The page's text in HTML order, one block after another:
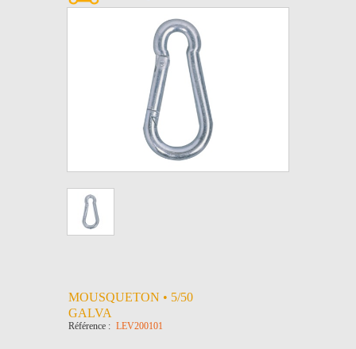
MOUSQUETON • 5/50
GALVA
Référence : LEV200101